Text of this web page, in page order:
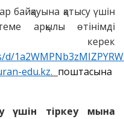
байқауына қатысу үшін
арқылы өтінімді
керек
edu.kz. поштасына
үшін тіркеу мына